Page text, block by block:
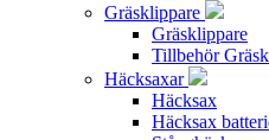
Gräsklippare
Gräsklippare
Tillbehör
Häcksaxar
Häcksax
Häcksax